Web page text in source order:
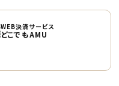
WEB決済サービス
どこでもAMU